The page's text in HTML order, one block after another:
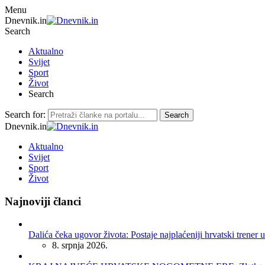
Menu
Dnevnik.in
Search
Aktualno
Svijet
Sport
Život
Search
Search for: Search
Dnevnik.in
Aktualno
Svijet
Sport
Život
Najnoviji članci
Dalića čeka ugovor života: Postaje najplaćeniji hrvatski trener
8. srpnja 2026.